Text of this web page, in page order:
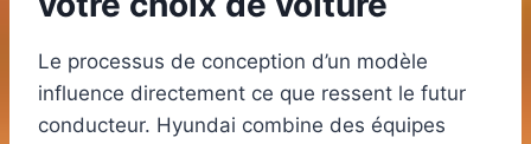
Le processus de conception d’un modèle
influence directement ce que ressent le futur
conducteur. Hyundai combine des équipes